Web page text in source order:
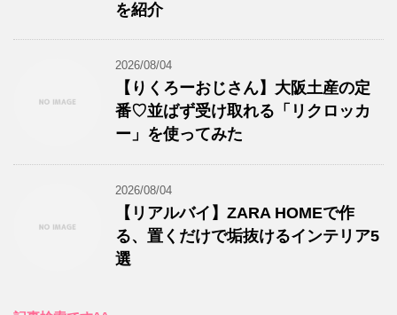
を紹介
2026/08/04
【りくろーおじさん】大阪土産の定
番♡並ばず受け取れる「リクロッカ
ー」を使ってみた
2026/08/04
【リアルバイ】ZARA HOMEで作
る、置くだけで垢抜けるインテリア5
選